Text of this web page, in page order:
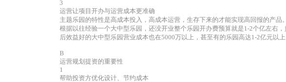
3
运营让项目开办与运营成本更准确
主题乐园的特性是高成本投入，高成本运营，生存下来的才能实现高回报的产
根据以往经验一个大中型乐园，还没开业整个乐园开办费预算就是1-2个亿左右
后效益好的大中型乐园营业成本也在5000万以上，甚至有的乐园高达1-2亿元以上
B
运营规划提资的重要性
1
帮助投资方优化设计、节约成本